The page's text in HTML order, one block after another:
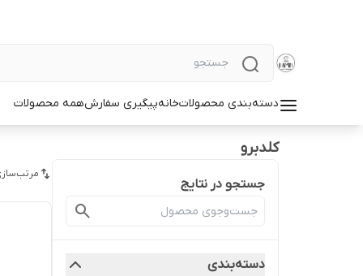
دسته‌بندی محصولاتخانهپیگیری سفارشهمه محصولات
کلدبرو
جستجو در نتایج
دسته‌بندی